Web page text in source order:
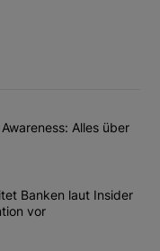
kommentierten
bei Situational
Alles über
bereitet
Banken laut Insider
vor